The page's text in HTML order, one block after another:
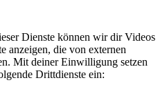
Dienste können wir dir Videos
anzeigen, die von externen
Mit deiner Einwilligung setzen
Drittdienste ein: